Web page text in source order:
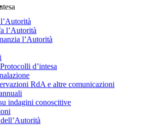
l’Autorità
l’Autorità
d’intesa
RdA e altre comunicazioni
indagini conoscitive